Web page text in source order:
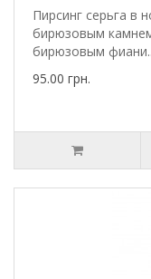
Пирсинг серьга в
бирюзовым
бирюзовым фиани..
95.00 грн.